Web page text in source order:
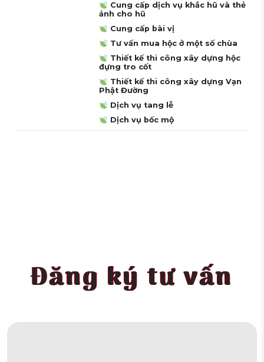
Cung cấp dịch vụ khắc hũ và thẻ
ảnh cho hũ
Cung cấp bài vị
Tư vấn mua hộc ở một số chùa
Thiết kế thi công xây dựng hộc
đựng tro cốt
Thiết kế thi công xây dựng Vạn
Phật Đường
Dịch vụ tang lễ
Dịch vụ bốc mộ
Đăng ký tư vấn